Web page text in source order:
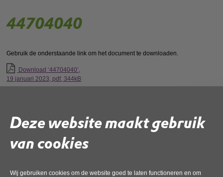
Deze website maakt gebruik
van cookies
Wij gebruiken cookies om de website goed te laten functioneren en om
44704040
Gebruik de onderstaande link om het document te downloaden.
Download ‘44704040’,
19 januari 2023, pdf, 344kB